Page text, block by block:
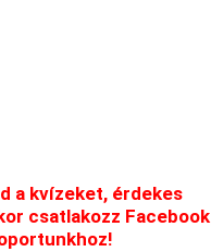
a kvízeket, érdekes
csatlakozz Facebook